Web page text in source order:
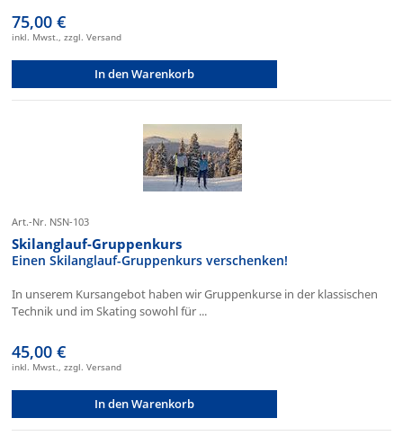
75,00 €
inkl. Mwst., zzgl. Versand
In den Warenkorb
Art.-Nr. NSN-103
Skilanglauf-Gruppenkurs
Einen Skilanglauf-Gruppenkurs verschenken!
In unserem Kursangebot haben wir Gruppenkurse in der klassischen
Technik und im Skating sowohl für ...
45,00 €
inkl. Mwst., zzgl. Versand
In den Warenkorb